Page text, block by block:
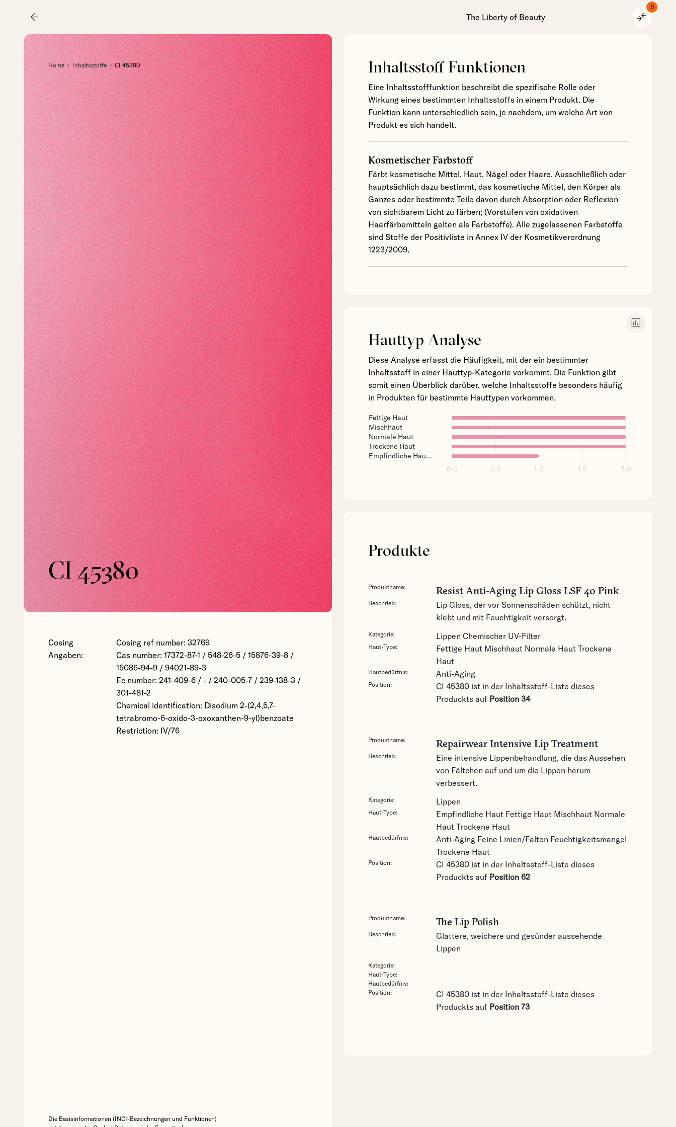
arrow_back The Liberty of Beauty compare_arrows
0
Home Inhaltsstoffe CI 45380
CI 45380
Cosing
Angaben:
Cosing ref number: 32769
Cas number: 17372-87-1 / 548-26-5 / 15876-39-8 /
15086-94-9 / 94021-89-3
Ec number: 241-409-6 / - / 240-005-7 / 239-138-3 /
301-481-2
Chemical identification: Disodium 2-(2,4,5,7-
tetrabromo-6-oxido-3-oxoxanthen-9-yl)benzoate
Restriction: IV/76
Die Basisinformationen (INCI-Bezeichnungen und Funktionen)
Inhaltsstoff Funktionen
Eine Inhaltsstofffunktion beschreibt die spezifische Rolle oder
Wirkung eines bestimmten Inhaltsstoffs in einem Produkt. Die
Funktion kann unterschiedlich sein, je nachdem, um welche Art von
Produkt es sich handelt.
Kosmetischer Farbstoff
Färbt kosmetische Mittel, Haut, Nägel oder Haare. Ausschließlich oder
hauptsächlich dazu bestimmt, das kosmetische Mittel, den Körper als
Ganzes oder bestimmte Teile davon durch Absorption oder Reflexion
von sichtbarem Licht zu färben; (Vorstufen von oxidativen
Haarfärbemitteln gelten als Farbstoffe). Alle zugelassenen Farbstoffe
sind Stoffe der Positivliste in Annex IV der Kosmetikverordnung
1223/2009.
Hauttyp Analyse
Diese Analyse erfasst die Häufigkeit, mit der ein bestimmter
Inhaltsstoff in einer Hauttyp-Kategorie vorkommt. Die Funktion gibt
somit einen Überblick darüber, welche Inhaltsstoffe besonders häufig
in Produkten für bestimmte Hauttypen vorkommen.
insert_chart
0.0 0.5 1.0 1.5 2.0
Fettige Haut
Mischhaut
Normale Haut
Trockene Haut
Empfindliche Hau...
Produkte
Produktname: Resist Anti-Aging Lip Gloss LSF 40 Pink
Beschrieb:
Lip Gloss, der vor Sonnenschäden schützt, nicht
klebt und mit Feuchtigkeit versorgt.
Kategorie: Lippen Chemischer UV-Filter
Haut-Type: Fettige Haut Mischhaut Normale Haut Trockene
Haut
Hautbedürfnis: Anti-Aging
Position:
CI 45380 ist in der Inhaltsstoff-Liste dieses
Produckts auf Position 34
Produktname: Repairwear Intensive Lip Treatment
Beschrieb:
Eine intensive Lippenbehandlung, die das Aussehen
von Fältchen auf und um die Lippen herum
verbessert.
Kategorie: Lippen
Haut-Type: Empfindliche Haut Fettige Haut Mischhaut Normale
Haut Trockene Haut
Hautbedürfnis: Anti-Aging Feine Linien/Falten Feuchtigkeitsmangel
Trockene Haut
Position:
CI 45380 ist in der Inhaltsstoff-Liste dieses
Produckts auf Position 62
Produktname: The Lip Polish
Beschrieb:
Glattere, weichere und gesünder aussehende
Lippen
Kategorie:
Haut-Type:
Hautbedürfnis:
Position:
CI 45380 ist in der Inhaltsstoff-Liste dieses
Produckts auf Position 73